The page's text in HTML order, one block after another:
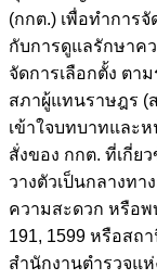
(กกต.) เพื่อทำการ
กับการดูแลรักษาค
จัดการเลือกตั้ง ตา
สภาผู้แทนราษฎร (
เข้าใจบทบาทและ
สั่งของ กกต. ที่เกี่ย
วางตัวเป็นกลางท
ความสะดวก หรือพ
191, 1599 หรือสถ
สำนักงานตำรวจแ